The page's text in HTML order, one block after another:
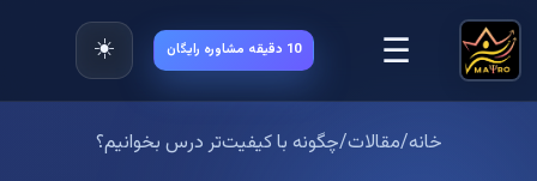
☰
☀️ 10 دقیقه مشاوره رایگان
خانه/مقالات/چگونه با کیفیت‌تر درس بخوانیم؟